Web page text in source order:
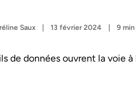
Saux 13 février 2024 9
de données ouvrent la voie